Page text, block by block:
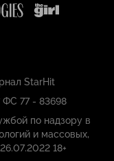
StarHit
77 - 83698
по надзору в
и массовых,
18+